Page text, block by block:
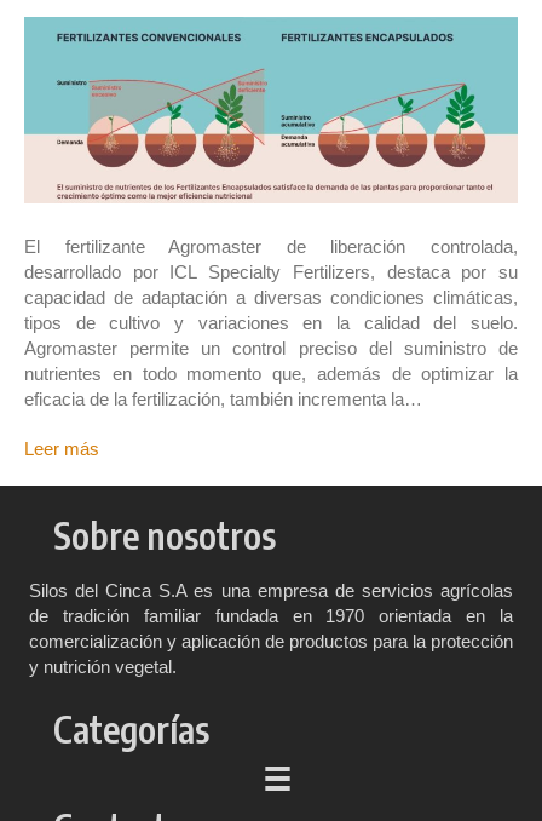
El fertilizante Agromaster de liberación controlada,
desarrollado por ICL Specialty Fertilizers, destaca por su
capacidad de adaptación a diversas condiciones climáticas,
tipos de cultivo y variaciones en la calidad del suelo.
Agromaster permite un control preciso del suministro de
nutrientes en todo momento que, además de optimizar la
eficacia de la fertilización, también incrementa la…
Leer más
Sobre nosotros
Silos del Cinca S.A es una empresa de servicios agrícolas
de tradición familiar fundada en 1970 orientada en la
comercialización y aplicación de productos para la protección
y nutrición vegetal.
Categorías